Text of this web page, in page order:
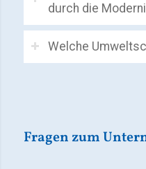
durch die
Welche
Fragen zum